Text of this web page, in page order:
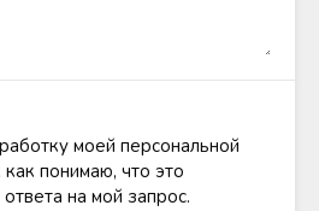
моей персональной
понимаю, что это
на мой запрос.